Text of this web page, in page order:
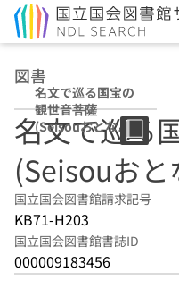
図書
名文で巡る国宝の
観世音菩薩
(Seisouおとなの
図書館)
名文で巡る
(Seisouお
国立国会図書館請求記号
KB71-H203
国立国会図書館書誌ID
000009183456